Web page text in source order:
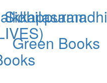
Sidhilasamadhi
Green Books